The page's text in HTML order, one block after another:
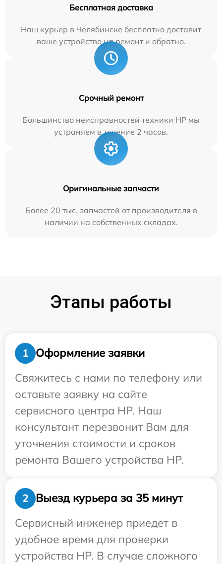
Бесплатная доставка
Наш курьер в Челябинске бесплатно доставит
ваше устройство на ремонт и обратно.
Срочный ремонт
Большинство неисправностей техники HP мы
устраняем в течение 2 часов.
Оригинальные запчасти
Более 20 тыс. запчастей от производителя в
наличии на собственных складах.
Этапы работы
1
Оформление заявки
Свяжитесь с нами по телефону или
оставьте заявку на сайте
сервисного центра HP. Наш
консультант перезвонит Вам для
уточнения стоимости и сроков
ремонта Вашего устройства HP.
2
Выезд курьера за 35 минут
Сервисный инженер приедет в
удобное время для проверки
устройства HP. В случае сложного